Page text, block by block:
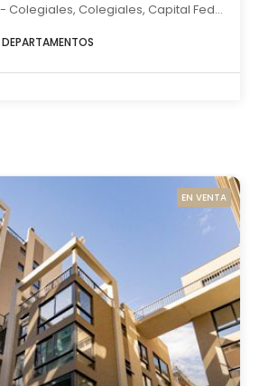
Cespedes 2619 - Colegiales, Colegiales, Capital Federal
DEPARTAMENTOS
EN VENTA